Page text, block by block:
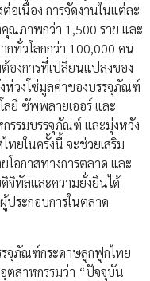
เนื่อง การจัดงานในแต่ละ
ณภาพกว่า 1,500 ราย และ
กทั่วโลกกว่า 100,000 คน
องการที่เปลี่ยนแปลงของ
วงโซ่มูลค่าของบรรจุภัณฑ์
ลยี ซัพพลายเออร์ และ
รรมบรรจุภัณฑ์ และมุ่งหวัง
ทยในครั้งนี้ จะช่วยเสริม
โอกาสทางการตลาด และ
จิทัลและความยั่งยืนได้
ประกอบการในตลาด
จุภัณฑ์กระดาษลูกฟูกไทย
ตสาหกรรมว่า “ปัจจุบัน